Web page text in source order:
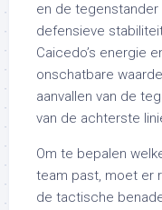
en de
defensieve
Caicedo’s energie
onschatbare
aanvallen van de
van de achterste
Om te bepalen
team past, moet er
de tactische